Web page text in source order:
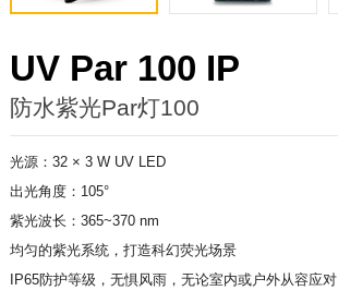
UV Par 100 IP
防水紫光Par灯100
光源：32 × 3 W UV LED
出光角度：105°
紫光波长：365~370 nm
均匀的紫光系统，打造科幻荧光场景
IP65防护等级，无惧风雨，无论室内或户外从容应对